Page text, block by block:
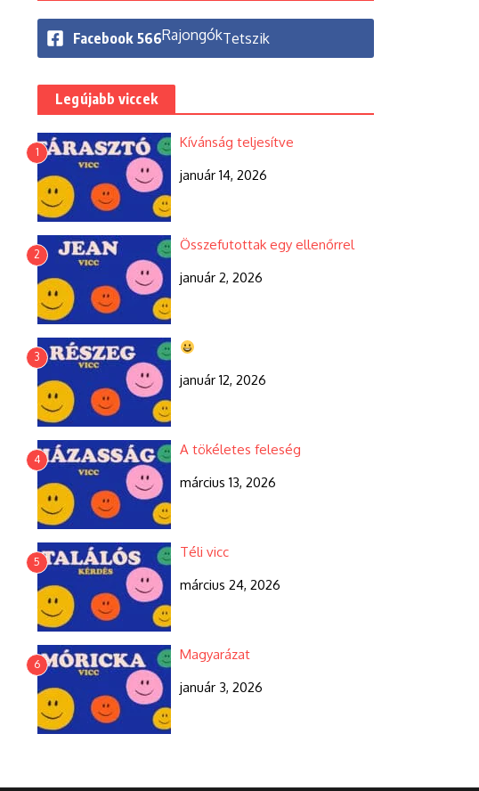
Facebook 566RajongókTetszik
Legújabb viccek
1
Kívánság teljesítve
január 14, 2026
2
Összefutottak egy ellenőrrel
január 2, 2026
3
január 12, 2026
4
A tökéletes feleség
március 13, 2026
5
Téli vicc
március 24, 2026
6
Magyarázat
január 3, 2026